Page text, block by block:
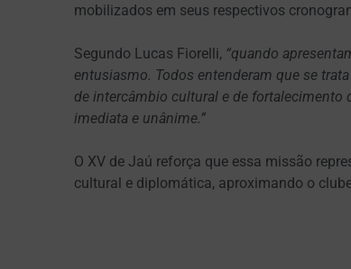
mobilizados em seus respectivos
Segundo Lucas Fiorelli, “quando
entusiasmo. Todos entenderam que se
de intercâmbio cultural e de fortalecimento
imediata e unânime.”
O XV de Jaú reforça que essa missão
cultural e diplomática, aproximando o